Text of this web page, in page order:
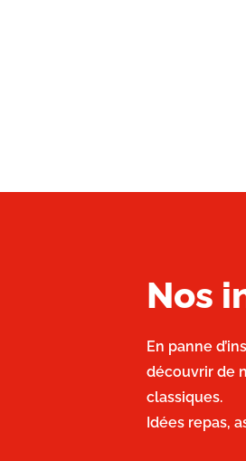
Nos
En panne
découvrir de
classiques.
Idées repas,